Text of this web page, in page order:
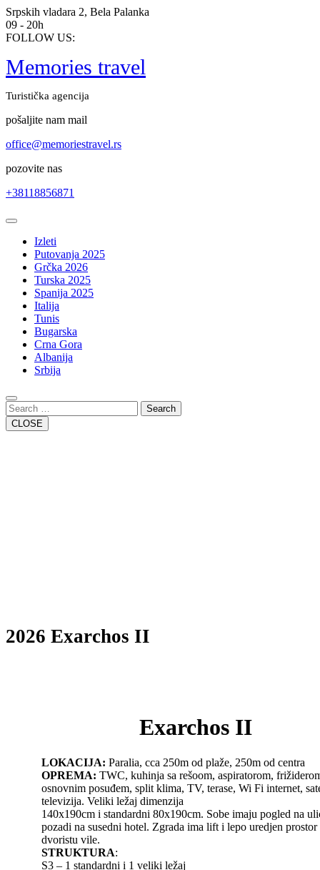
Skip
to
content
Srpskih vladara 2, Bela Palanka
09 - 20h
FOLLOW US:
Memories travel
Turistička agencija
pošaljite nam mail
office@memoriestravel.rs
pozovite nas
+38118856871
Open
ButtonIzleti
Putovanja 2025
Grčka 2026
Turska 2025
Spanija 2025
Italija
Tunis
Bugarska
Crna Gora
Albanija
Srbija
Close
Button
Search
CLOSE
2026 Exarchos II
Exarchos II
LOKACIJA: Paralia, cca 250m od plaže, 250m od centra
OPREMA: TWC, kuhinja sa rešoom, aspiratorom,
osnovnim posuđem, split klima, TV, terase, Wi Fi internet,
televizija. Veliki ležaj dimenzija
140x190cm i standardni 80x190cm. Sobe imaju pogled na
pozadi na susedni hotel. Zgrada ima lift i lepo uredjen prostor
dvoristu vile.
STRUKTURA:
S3 – 1 standardni i 1 veliki ležaj